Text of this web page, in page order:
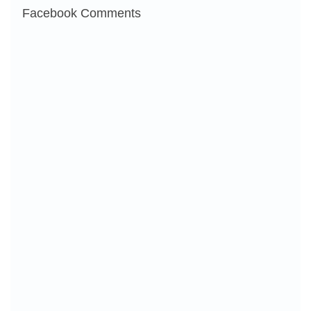
Facebook Comments